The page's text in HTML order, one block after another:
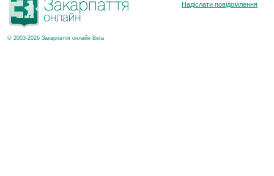
© 2003-2026 Закарпаття онлайн Beta
Надіслати повідомлення